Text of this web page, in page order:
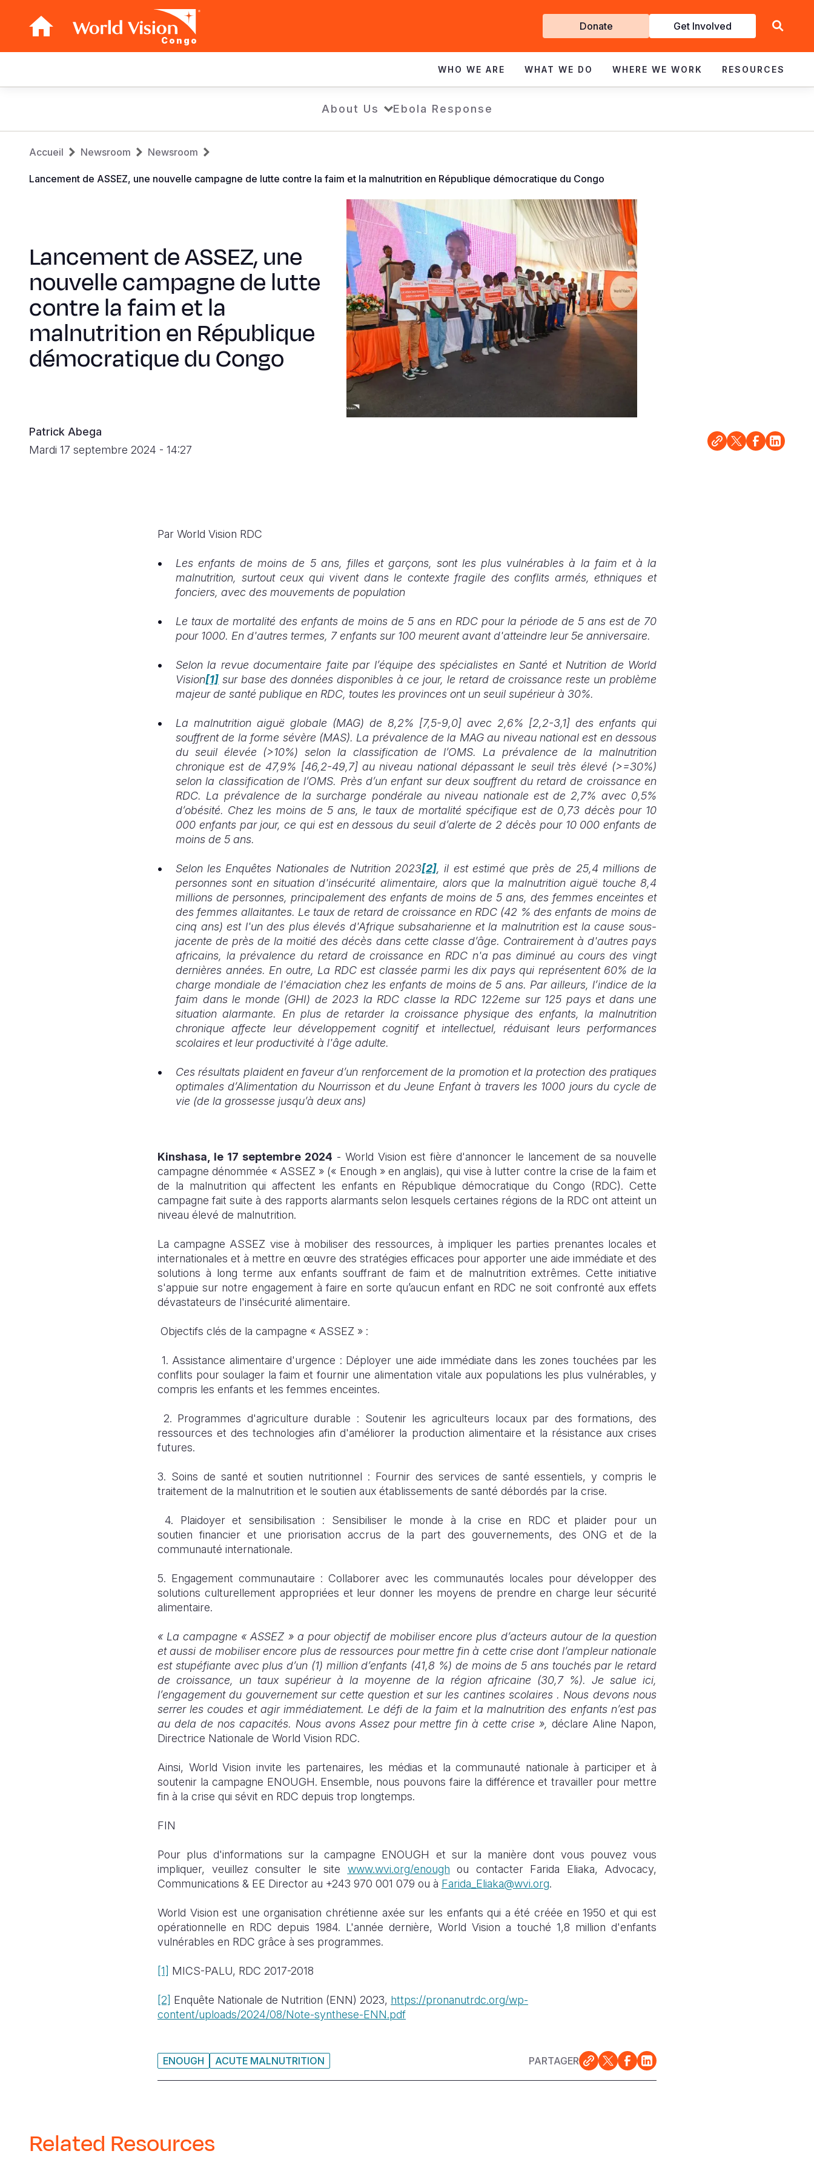
Congo
Get
Involved
Donate Get Involved
navigation
WHO WE ARE WHAT WE DO WHERE WE WORK RESOURCES
About Us Ebola Response
Fil
d'Ariane
Accueil Newsroom Newsroom
Lancement de ASSEZ, une nouvelle campagne de lutte contre la faim et la malnutrition en République démocratique du Congo
Lancement de ASSEZ, une
nouvelle campagne de lutte
contre la faim et la
malnutrition en République
démocratique du Congo
Patrick Abega
Mardi 17 septembre 2024 - 14:27
Par World Vision RDC
Les enfants de moins de 5 ans, filles et garçons, sont les plus vulnérables à la faim et à la
malnutrition, surtout ceux qui vivent dans le contexte fragile des conflits armés, ethniques et
fonciers, avec des mouvements de population
Le taux de mortalité des enfants de moins de 5 ans en RDC pour la période de 5 ans est de 70
pour 1000. En d'autres termes, 7 enfants sur 100 meurent avant d'atteindre leur 5e anniversaire.
Selon la revue documentaire faite par l’équipe des spécialistes en Santé et Nutrition de World
Vision[1] sur base des données disponibles à ce jour, le retard de croissance reste un problème
majeur de santé publique en RDC, toutes les provinces ont un seuil supérieur à 30%.
La malnutrition aiguë globale (MAG) de 8,2% [7,5-9,0] avec 2,6% [2,2-3,1] des enfants qui
souffrent de la forme sévère (MAS). La prévalence de la MAG au niveau national est en dessous
du seuil élevée (>10%) selon la classification de l’OMS. La prévalence de la malnutrition
chronique est de 47,9% [46,2-49,7] au niveau national dépassant le seuil très élevé (>=30%)
selon la classification de l’OMS. Près d’un enfant sur deux souffrent du retard de croissance en
RDC. La prévalence de la surcharge pondérale au niveau nationale est de 2,7% avec 0,5%
d’obésité. Chez les moins de 5 ans, le taux de mortalité spécifique est de 0,73 décès pour 10
000 enfants par jour, ce qui est en dessous du seuil d’alerte de 2 décès pour 10 000 enfants de
moins de 5 ans.
Selon les Enquêtes Nationales de Nutrition 2023[2], il est estimé que près de 25,4 millions de
personnes sont en situation d'insécurité alimentaire, alors que la malnutrition aiguë touche 8,4
millions de personnes, principalement des enfants de moins de 5 ans, des femmes enceintes et
des femmes allaitantes. Le taux de retard de croissance en RDC (42 % des enfants de moins de
cinq ans) est l'un des plus élevés d'Afrique subsaharienne et la malnutrition est la cause sous-
jacente de près de la moitié des décès dans cette classe d’âge. Contrairement à d'autres pays
africains, la prévalence du retard de croissance en RDC n'a pas diminué au cours des vingt
dernières années. En outre, La RDC est classée parmi les dix pays qui représentent 60% de la
charge mondiale de l'émaciation chez les enfants de moins de 5 ans. Par ailleurs, l’indice de la
faim dans le monde (GHI) de 2023 la RDC classe la RDC 122eme sur 125 pays et dans une
situation alarmante. En plus de retarder la croissance physique des enfants, la malnutrition
chronique affecte leur développement cognitif et intellectuel, réduisant leurs performances
scolaires et leur productivité à l'âge adulte.
Ces résultats plaident en faveur d’un renforcement de la promotion et la protection des pratiques
optimales d’Alimentation du Nourrisson et du Jeune Enfant à travers les 1000 jours du cycle de
vie (de la grossesse jusqu’à deux ans)
Kinshasa, le 17 septembre 2024 - World Vision est fière d'annoncer le lancement de sa nouvelle
campagne dénommée « ASSEZ » (« Enough » en anglais), qui vise à lutter contre la crise de la faim et
de la malnutrition qui affectent les enfants en République démocratique du Congo (RDC). Cette
campagne fait suite à des rapports alarmants selon lesquels certaines régions de la RDC ont atteint un
niveau élevé de malnutrition.
La campagne ASSEZ vise à mobiliser des ressources, à impliquer les parties prenantes locales et
internationales et à mettre en œuvre des stratégies efficaces pour apporter une aide immédiate et des
solutions à long terme aux enfants souffrant de faim et de malnutrition extrêmes. Cette initiative
s'appuie sur notre engagement à faire en sorte qu’aucun enfant en RDC ne soit confronté aux effets
dévastateurs de l'insécurité alimentaire.
Objectifs clés de la campagne « ASSEZ » :
1. Assistance alimentaire d'urgence : Déployer une aide immédiate dans les zones touchées par les
conflits pour soulager la faim et fournir une alimentation vitale aux populations les plus vulnérables, y
compris les enfants et les femmes enceintes.
2. Programmes d'agriculture durable : Soutenir les agriculteurs locaux par des formations, des
ressources et des technologies afin d'améliorer la production alimentaire et la résistance aux crises
futures.
3. Soins de santé et soutien nutritionnel : Fournir des services de santé essentiels, y compris le
traitement de la malnutrition et le soutien aux établissements de santé débordés par la crise.
4. Plaidoyer et sensibilisation : Sensibiliser le monde à la crise en RDC et plaider pour un
soutien financier et une priorisationaccrus de la part des gouvernements, des ONG et de la
communauté internationale.
5. Engagement communautaire : Collaborer avec les communautés locales pour développer des
solutions culturellement appropriées et leur donner les moyens de prendre en charge leur sécurité
alimentaire.
« La campagne « ASSEZ » a pour objectif de mobiliser encore plus d’acteurs autour de la question
et aussi de mobiliser encore plus de ressources pour mettre fin à cette crise dont l’ampleur nationale
est stupéfiante avec plus d’un (1) million d’enfants (41,8 %) de moins de 5 ans touchés par le retard
de croissance, un taux supérieur à la moyenne de la région africaine (30,7 %). Je salue ici,
l’engagement du gouvernement sur cette question et sur les cantines scolaires . Nous devons nous
serrer les coudes et agir immédiatement. Le défi de la faim et la malnutrition des enfants n’est pas
au dela de nos capacités. Nous avons Assez pour mettre fin à cette crise »,déclare Aline Napon,
Directrice Nationale de World Vision RDC.
Ainsi, World Vision invite les partenaires, les médias et la communauté nationale à participer et à
soutenir la campagne ENOUGH. Ensemble, nous pouvons faire la différence et travailler pour mettre
fin à la crise qui sévit en RDC depuis trop longtemps.
FIN
Pour plus d'informations sur la campagne ENOUGH et sur la manière dont vous pouvez vous
impliquer, veuillez consulter le site www.wvi.org/enough ou contacter Farida Eliaka, Advocacy,
Communications & EE Director au +243 970 001 079 ou à Farida_Eliaka@wvi.org.
World Vision est une organisation chrétienne axée sur les enfants qui a été créée en 1950 et qui est
opérationnelle en RDC depuis 1984. L'année dernière, World Vision a touché 1,8 million d'enfants
vulnérables en RDC grâce à ses programmes.
[1] MICS-PALU, RDC 2017-2018
[2] Enquête Nationale de Nutrition (ENN) 2023, https://pronanutrdc.org/wp-
content/uploads/2024/08/Note-synthese-ENN.pdf
ENOUGH ACUTE MALNUTRITION PARTAGER
Related Resources